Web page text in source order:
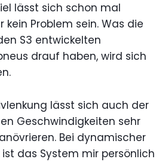
lässt sich schon mal
Problem sein. Was die
S3 entwickelten
drauf haben, wird sich
lässt sich auch der
Geschwindigkeiten sehr
Bei dynamischer
das System mir persönlich